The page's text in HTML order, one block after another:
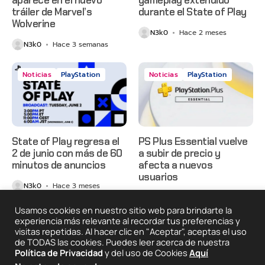
tráiler de Marvel’s
Wolverine
N3k0 Hace 3 semanas
durante el State of Play
N3k0 Hace 2 meses
Noticias PlayStation
State of Play regresa el
2 de junio con más de 60
minutos de anuncios
N3k0 Hace 3 meses
Noticias PlayStation
PS Plus Essential vuelve
a subir de precio y
afecta a nuevos
usuarios
2025 © Degeneraciónx.com | Anime, Games & Nothing
Else
Usamos cookies en nuestro sitio web para brindarte la
experiencia más relevante al recordar tus preferencias y
visitas repetidas. Al hacer clic en "Aceptar", aceptas el uso
de TODAS las cookies. Puedes leer acerca de nuestra
Política de Privacidad y del uso de Cookies Aquí